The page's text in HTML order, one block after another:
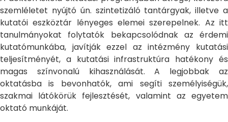
szemléletet nyújtó ún. szintetizáló tantárgyak, illetve a
kutatói eszköztár lényeges elemei szerepelnek. Az itt
tanulmányokat folytatók bekapcsolódnak az érdemi
kutatómunkába, javítják ezzel az intézmény kutatási
teljesítményét, a kutatási infrastruktúra hatékony és
magas színvonalú kihasználását. A legjobbak az
oktatásba is bevonhatók, ami segíti személyiségük,
szakmai látókörük fejlesztését, valamint az egyetem
oktató munkáját.